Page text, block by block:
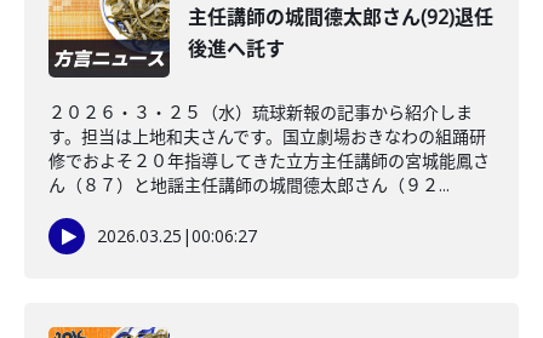
主任講師の城間德太郎さん(92)退任
後進へ託す
２０２６・３・２５（水）琉球新報の記事から紹介しま
す。担当は上地和夫さんです。国立劇場おきなわの組踊研
修でおよそ２０年指導してきた立方主任講師の宮城能鳳さ
ん（８７）と地謡主任講師の城間德太郎さん（９２...
2026.03.25 |00:06:27